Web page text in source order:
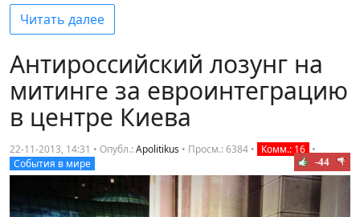
Читать далее
Антироссийский лозунг на
митинге за евроинтеграцию
в центре Киева
22-11-2013, 14:31 • Опубл.:Apolitikus • Просм.: 6384 • Комм.: 16 •
События в мире
-44